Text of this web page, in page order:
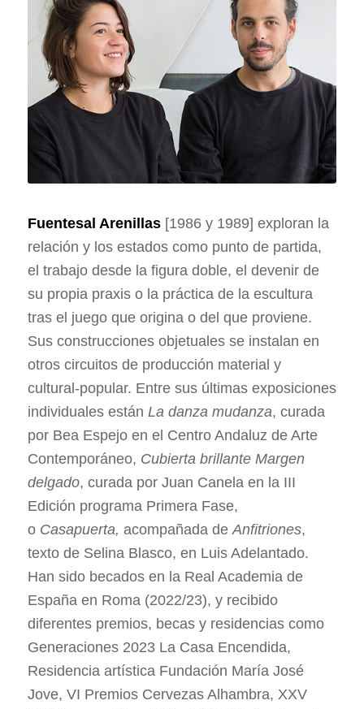
Fuentesal Arenillas[1986 y 1989] exploran la
relación y los estados como punto de partida,
el trabajo desde la figura doble, el devenir de
su propia praxis o la práctica de la escultura
tras el juego que origina o del que proviene.
Sus construcciones objetuales se instalan en
otros circuitos de producción material y
cultural-popular. Entre sus últimas exposiciones
individuales están La danza mudanza, curada
por Bea Espejo en el Centro Andaluz de Arte
Contemporáneo, Cubierta brillante Margen
delgado, curada por Juan Canela en la III
Edición programa Primera Fase,
o Casapuerta, acompañada deAnfitriones,
texto de Selina Blasco, en Luis Adelantado.
Han sido becados en la Real Academia de
España en Roma (2022/23), y recibido
diferentes premios, becas y residencias como
Generaciones 2023 La Casa Encendida,
Residencia artística Fundación María José
Jove, VI Premios Cervezas Alhambra, XXV